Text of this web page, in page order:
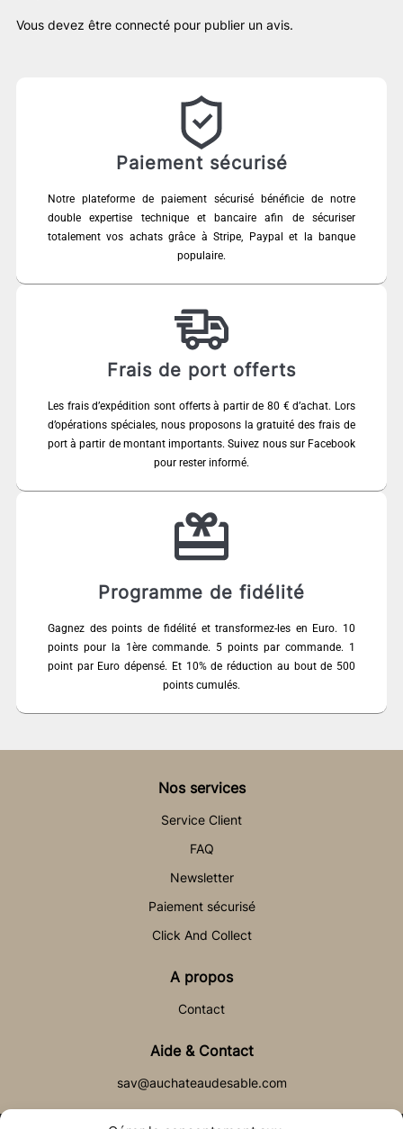
Vous devez être connecté pour publier un avis.
Paiement sécurisé
Notre plateforme de paiement sécurisé bénéficie de notre
double expertise technique et bancaire afin de sécuriser
totalement vos achats grâce à Stripe, Paypal et la banque
populaire.
Frais de port offerts
Les frais d’expédition sont offerts à partir de 80 € d’achat. Lors
d’opérations spéciales, nous proposons la gratuité des frais de
port à partir de montant importants. Suivez nous sur Facebook
pour rester informé.
Programme de fidélité
Gagnez des points de fidélité et transformez-les en Euro. 10
points pour la 1ère commande. 5 points par commande. 1
point par Euro dépensé. Et 10% de réduction au bout de 500
points cumulés.
Nos services
Service Client
FAQ
Newsletter
Paiement sécurisé
Click And Collect
A propos
Contact
Aide & Contact
sav@auchateaudesable.com